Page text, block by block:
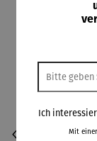
Ich
Mit